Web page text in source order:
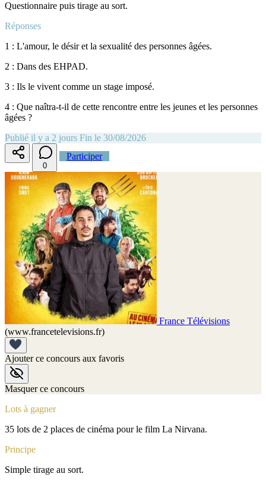
Questionnaire puis tirage au sort.
Réponses
1 : L'amour, le désir et la sexualité des personnes âgées.
2 : Dans des EHPAD.
3 : Ils le vivent comme un stage imposé.
4 : Que naîtra-t-il de cette rencontre entre les jeunes et les personnes
âgées ?
Publié il y a 2 jours Fin le 30/08/2026
0
Participer
France Télévisions
(www.francetelevisions.fr)
Ajouter ce concours aux favoris
Masquer ce concours
Lots à gagner
35 lots de 2 places de cinéma pour le film La Nirvana.
Principe
Simple tirage au sort.